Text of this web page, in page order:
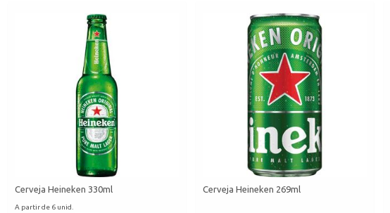
Cerveja Heineken 330ml
A partir de 6 unid.
Cerveja Heineken 269ml